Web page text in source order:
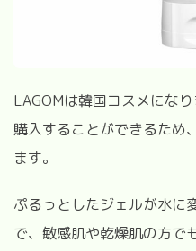
LAGOMは韓国コスメにな
購入することができるため
ます。
ぷるっとしたジェルが水に
で、敏感肌や乾燥肌の方で